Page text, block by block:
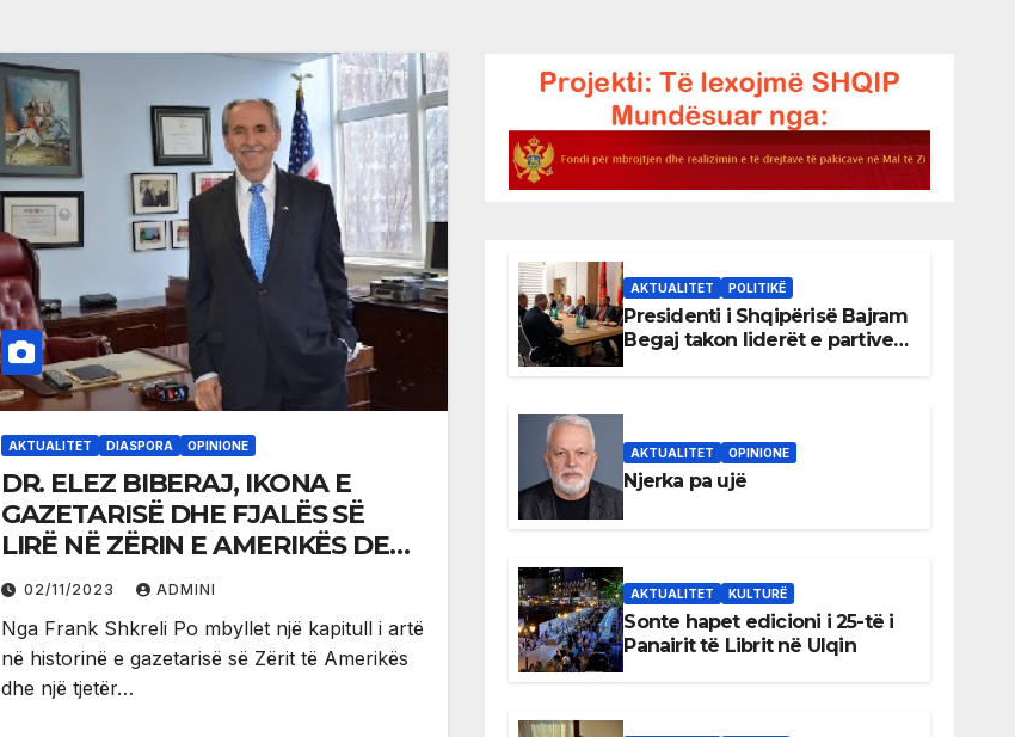
AKTUALITET DIASPORA OPINIONE
DR. ELEZ BIBERAJ, IKONA E
GAZETARISË DHE FJALËS SË
LIRË NË ZËRIN E AMERIKËS DEL
NË PENSION
02/11/2023 ADMINI
Nga Frank Shkreli Po mbyllet një kapitull i artë
në historinë e gazetarisë së Zërit të Amerikës
dhe një tjetër…
AKTUALITET POLITIKË
Presidenti i Shqipërisë Bajram
Begaj takon liderët e partive
AKTUALITET OPINIONE
Njerka pa ujë
AKTUALITET KULTURË
Sonte hapet edicioni i 25-të i
Panairit të Librit në Ulqin